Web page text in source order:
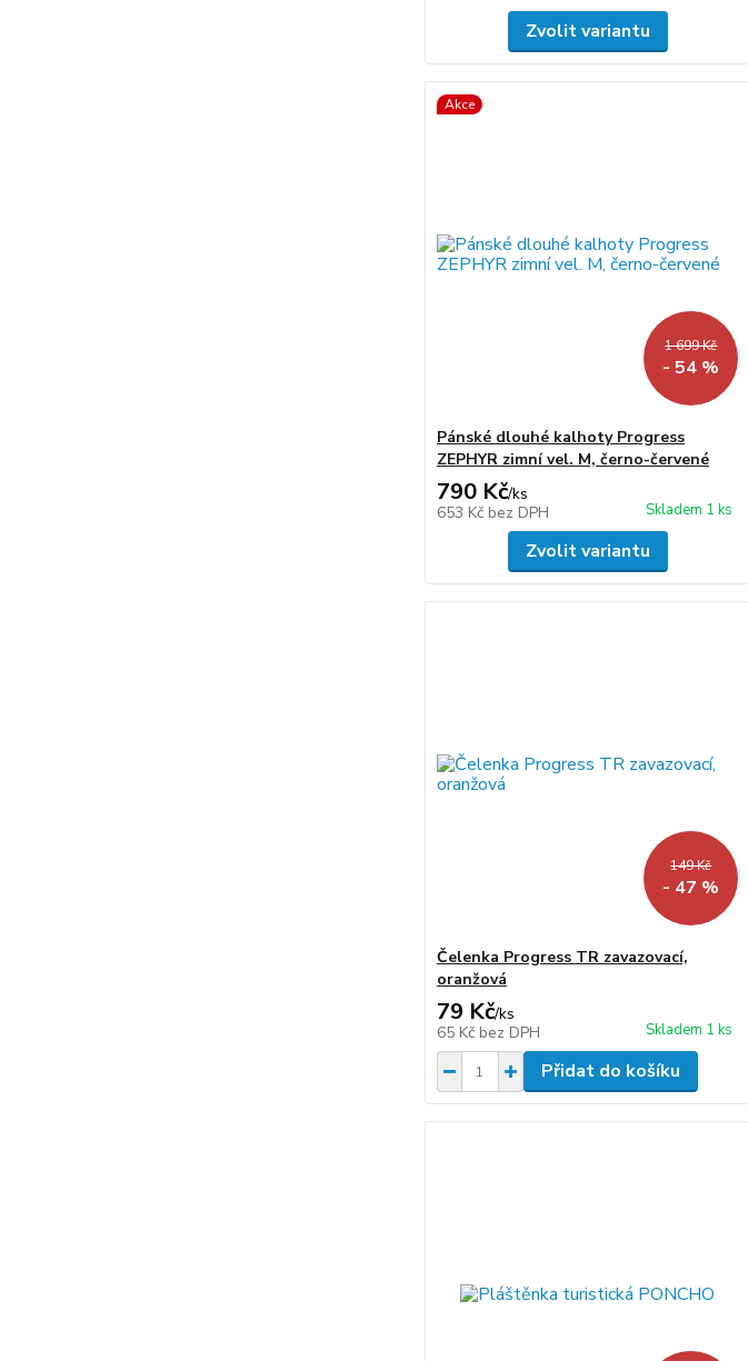
Zvolit variantu
Akce
1 699 Kč
- 54 %
Pánské dlouhé kalhoty Progress
ZEPHYR zimní vel. M, černo-červené
790 Kč/ks
653 Kč bez DPH Skladem 1 ks
Zvolit variantu
149 Kč
- 47 %
Čelenka Progress TR zavazovací,
oranžová
79 Kč/ks
65 Kč bez DPH Skladem 1 ks
Přidat do košíku